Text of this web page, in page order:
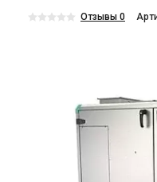
Отзывы 0